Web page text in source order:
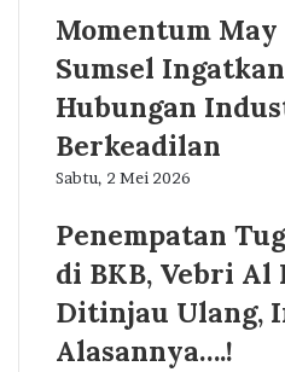
Momentum May
Sumsel
Hubungan
Berkeadilan
Sabtu, 2 Mei 2026
Penempatan
di BKB, Vebri
Ditinjau Ulang,
Alasannya….!